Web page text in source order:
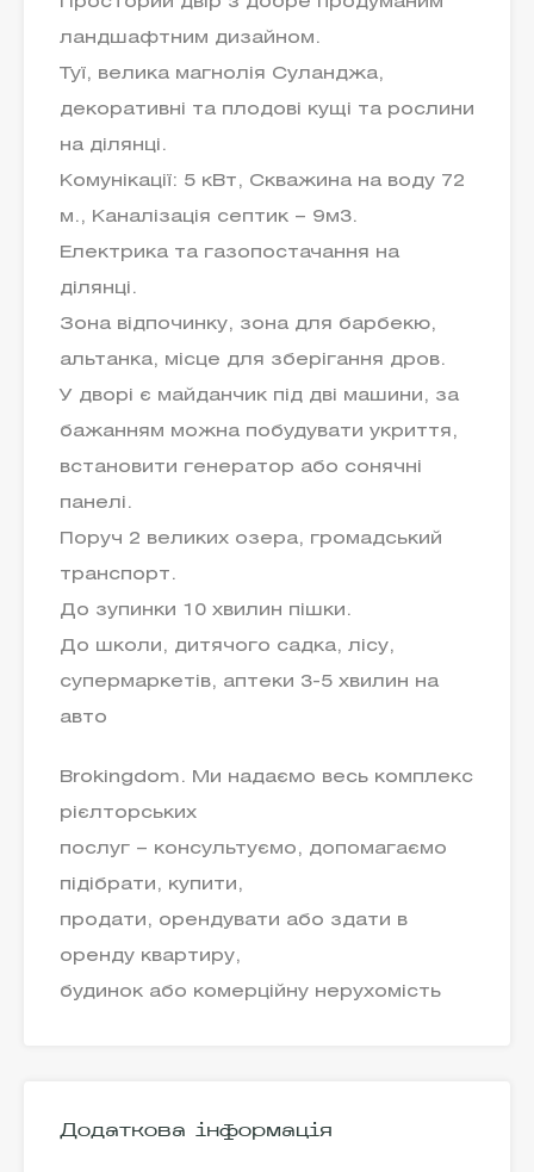
ландшафтним дизайном.
Туї, велика магнолія Суланджа,
декоративні та плодові кущі та рослини
на ділянці.
Комунікації: 5 кВт, Скважина на воду 72
м., Каналізація септик – 9м3.
Електрика та газопостачання на
ділянці.
Зона відпочинку, зона для барбекю,
альтанка, місце для зберігання дров.
У дворі є майданчик під дві машини, за
бажанням можна побудувати укриття,
встановити генератор або сонячні
панелі.
Поруч 2 великих озера, громадський
транспорт.
До зупинки 10 хвилин пішки.
До школи, дитячого садка, лісу,
супермаркетів, аптеки 3-5 хвилин на
авто
Brokingdom. Ми надаємо весь комплекс
рієлторських
послуг – консультуємо, допомагаємо
підібрати, купити,
продати, орендувати або здати в
оренду квартиру,
будинок або комерційну нерухомість
Додаткова інформація